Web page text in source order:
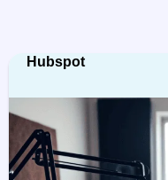
Hubspot